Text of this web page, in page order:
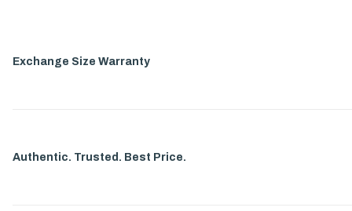
Exchange Size Warranty
Authentic. Trusted. Best Price.